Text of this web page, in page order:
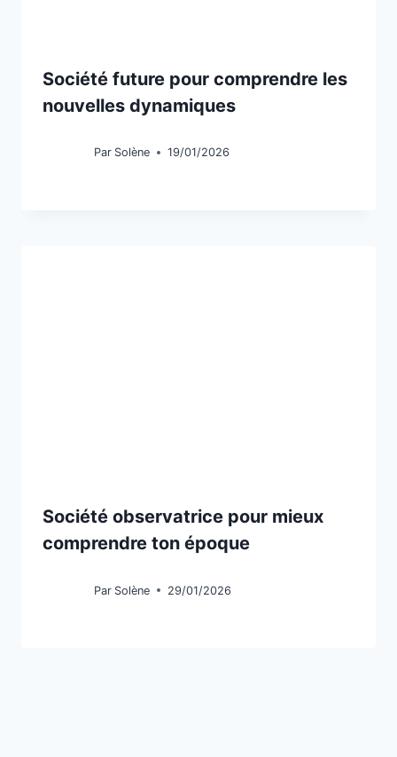
Société future pour comprendre les
nouvelles dynamiques
Par Solène 19/01/2026
Société observatrice pour mieux
comprendre ton époque
Par Solène 29/01/2026